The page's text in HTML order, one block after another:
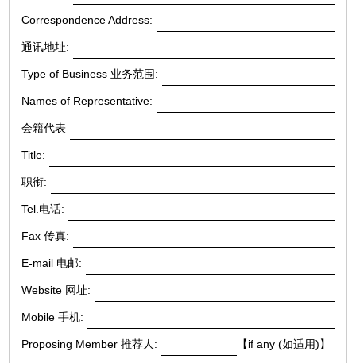
Correspondence Address:
通讯地址:
Type of Business 业务范围:
Names of Representative:
会籍代表
Title:
职衔:
Tel.电话:
Fax 传真:
E-mail 电邮:
Website 网址:
Mobile 手机:
Proposing Member 推荐人: 【if any (如适用)】